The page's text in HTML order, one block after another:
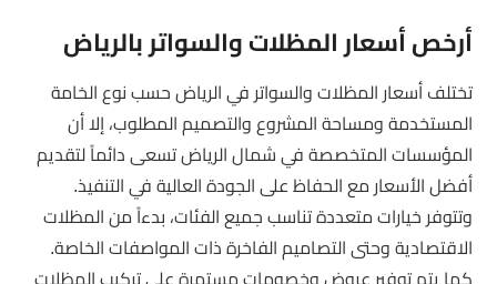
أرخص أسعار المظلات والسواتر بالرياض
تختلف أسعار المظلات والسواتر في الرياض حسب نوع الخامة
المستخدمة ومساحة المشروع والتصميم المطلوب، إلا أن
المؤسسات المتخصصة في شمال الرياض تسعى دائماً لتقديم
أفضل الأسعار مع الحفاظ على الجودة العالية في التنفيذ.
وتتوفر خيارات متعددة تناسب جميع الفئات، بدءاً من المظلات
الاقتصادية وحتى التصاميم الفاخرة ذات المواصفات الخاصة.